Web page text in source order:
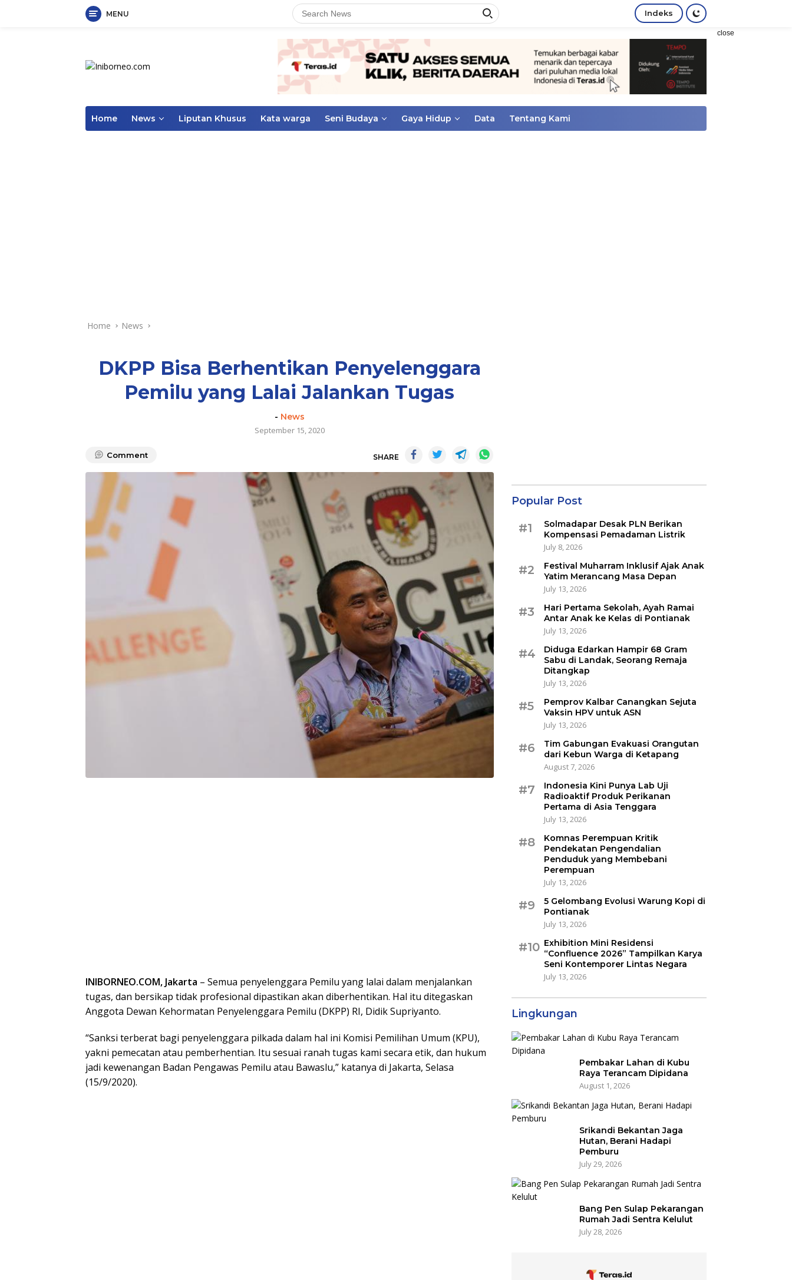
MENU Indeks
close
Home News Liputan Khusus Kata warga Seni Budaya Gaya Hidup Data Tentang Kami
Home News
DKPP Bisa Berhentikan Penyelenggara
Pemilu yang Lalai Jalankan Tugas
- News
September 15, 2020
Comment SHARE
INIBORNEO.COM, Jakarta – Semua penyelenggara Pemilu yang lalai dalam menjalankan
tugas, dan bersikap tidak profesional dipastikan akan diberhentikan. Hal itu ditegaskan
Anggota Dewan Kehormatan Penyelenggara Pemilu (DKPP) RI, Didik Supriyanto.
“Sanksi terberat bagi penyelenggara pilkada dalam hal ini Komisi Pemilihan Umum (KPU),
yakni pemecatan atau pemberhentian. Itu sesuai ranah tugas kami secara etik, dan hukum
jadi kewenangan Badan Pengawas Pemilu atau Bawaslu,” katanya di Jakarta, Selasa
(15/9/2020).
Popular Post
#1
Solmadapar Desak PLN Berikan
Kompensasi Pemadaman Listrik
July 8, 2026
#2
Festival Muharram Inklusif Ajak Anak
Yatim Merancang Masa Depan
July 13, 2026
#3
Hari Pertama Sekolah, Ayah Ramai
Antar Anak ke Kelas di Pontianak
July 13, 2026
#4
Diduga Edarkan Hampir 68 Gram
Sabu di Landak, Seorang Remaja
Ditangkap
July 13, 2026
#5
Pemprov Kalbar Canangkan Sejuta
Vaksin HPV untuk ASN
July 13, 2026
#6
Tim Gabungan Evakuasi Orangutan
dari Kebun Warga di Ketapang
August 7, 2026
#7
Indonesia Kini Punya Lab Uji
Radioaktif Produk Perikanan
Pertama di Asia Tenggara
July 13, 2026
#8
Komnas Perempuan Kritik
Pendekatan Pengendalian
Penduduk yang Membebani
Perempuan
July 13, 2026
#9
5 Gelombang Evolusi Warung Kopi di
Pontianak
July 13, 2026
#10 Exhibition Mini Residensi
“Confluence 2026” Tampilkan Karya
Seni Kontemporer Lintas Negara
July 13, 2026
Lingkungan
Pembakar Lahan di Kubu
Raya Terancam Dipidana
August 1, 2026
Srikandi Bekantan Jaga
Hutan, Berani Hadapi
Pemburu
July 29, 2026
Bang Pen Sulap Pekarangan
Rumah Jadi Sentra Kelulut
July 28, 2026